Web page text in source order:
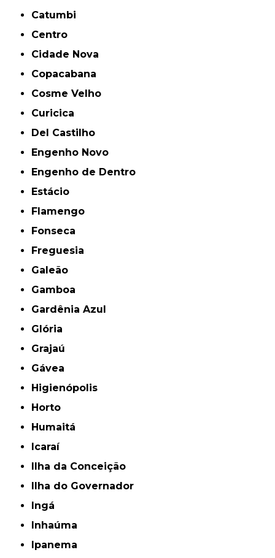
Catumbi
Centro
Cidade Nova
Copacabana
Cosme Velho
Curicica
Del Castilho
Engenho Novo
Engenho de Dentro
Estácio
Flamengo
Fonseca
Freguesia
Galeão
Gamboa
Gardênia Azul
Glória
Grajaú
Gávea
Higienópolis
Horto
Humaitá
Icaraí
Ilha da Conceição
Ilha do Governador
Ingá
Inhaúma
Ipanema